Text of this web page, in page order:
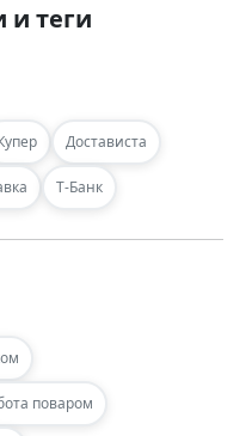
и теги
Достависта
Т-Банк
поваром